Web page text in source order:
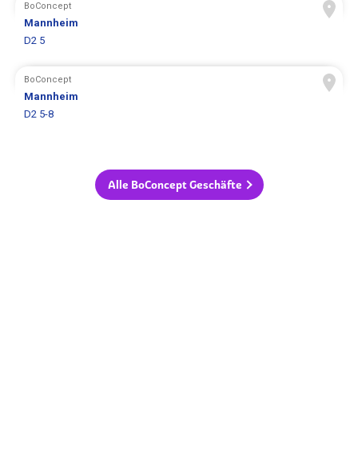
BoConcept
Mannheim
D2 5
BoConcept
Mannheim
D2 5-8
Alle BoConcept Geschäfte